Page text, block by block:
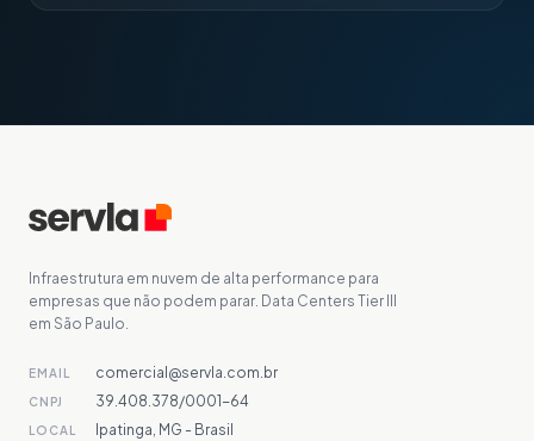
Infraestrutura em nuvem de alta performance para
empresas que não podem parar. Data Centers Tier III
em São Paulo.
EMAIL comercial@servla.com.br
CNPJ 39.408.378/0001-64
LOCAL Ipatinga, MG - Brasil